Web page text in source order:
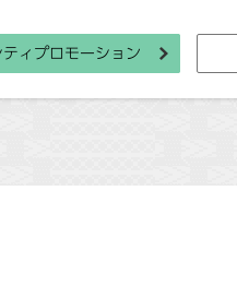
ティプロモーション